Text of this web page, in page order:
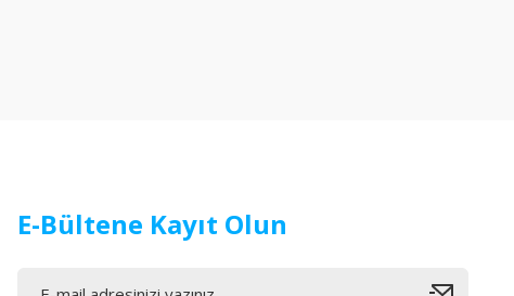
E-Bültene Kayıt Olun